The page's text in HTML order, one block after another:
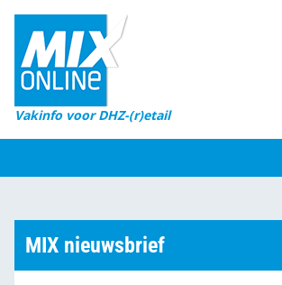
Vakinfo voor DHZ-(r)etail
Home
Magazines
DHZ Sessie
Marktcijfers
MIX nieuwsbrief